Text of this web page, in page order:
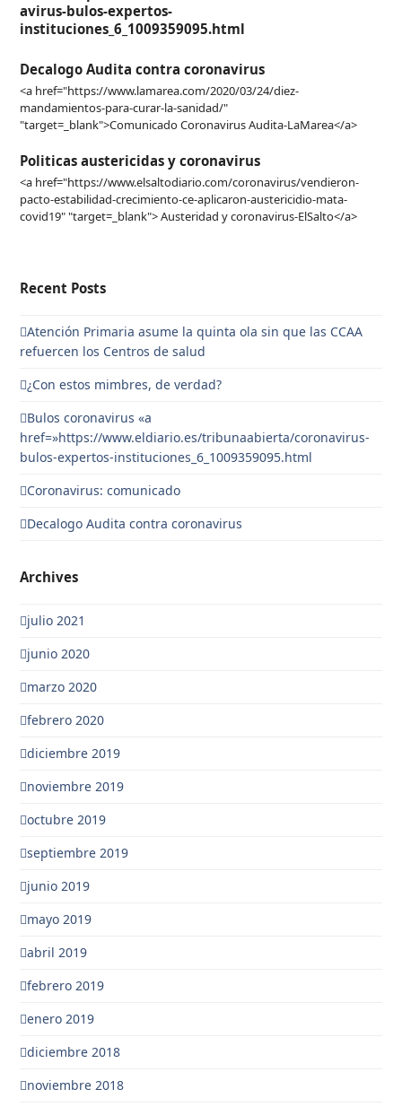
avirus-bulos-expertos-
instituciones_6_1009359095.html
Decalogo Audita contra coronavirus
<a href="https://www.lamarea.com/2020/03/24/diez-
mandamientos-para-curar-la-sanidad/"
"target=_blank">Comunicado Coronavirus Audita-LaMarea</a>
Politicas austericidas y coronavirus
<a href="https://www.elsaltodiario.com/coronavirus/vendieron-
pacto-estabilidad-crecimiento-ce-aplicaron-austericidio-mata-
covid19" "target=_blank"> Austeridad y coronavirus-ElSalto</a>
Recent Posts
Atención Primaria asume la quinta ola sin que las CCAA
refuercen los Centros de salud
¿Con estos mimbres, de verdad?
Bulos coronavirus «a
href=»https://www.eldiario.es/tribunaabierta/coronavirus-
bulos-expertos-instituciones_6_1009359095.html
Coronavirus: comunicado
Decalogo Audita contra coronavirus
Archives
julio 2021
junio 2020
marzo 2020
febrero 2020
diciembre 2019
noviembre 2019
octubre 2019
septiembre 2019
junio 2019
mayo 2019
abril 2019
febrero 2019
enero 2019
diciembre 2018
noviembre 2018